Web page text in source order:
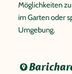
Möglichkeiten
im Garten oder
Umgebung.